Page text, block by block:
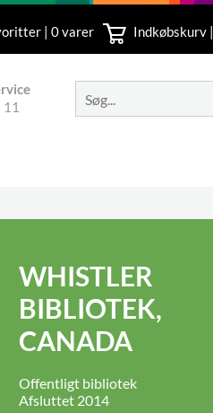
| 0 varer Indkøbskurv |
WHISTLER
BIBLIOTEK,
CANADA
Offentligt bibliotek
Afsluttet 2014